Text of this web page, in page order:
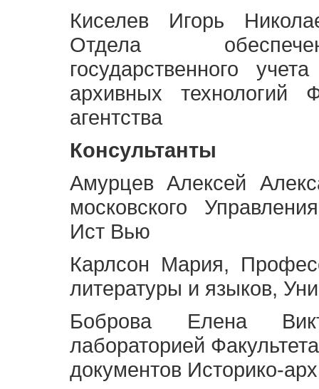
Киселев Игорь
Отдела
государственного
архивных технологий
агентства
Консультанты
Амурцев Алексей
московского
Ист Вью
Карлсон Мария,
литературы и языков,
Боброва Елена
лабораторией
документов Историко-